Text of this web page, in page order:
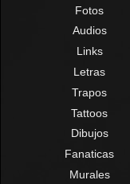
Fotos
Audios
Links
Letras
Trapos
Tattoos
Dibujos
Fanaticas
Murales